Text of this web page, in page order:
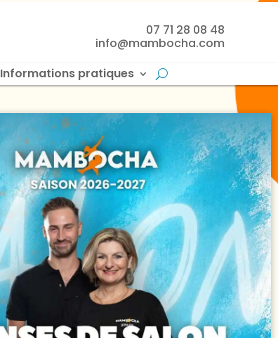
07 71 28 08 48
info@mambocha.com
Informations pratiques